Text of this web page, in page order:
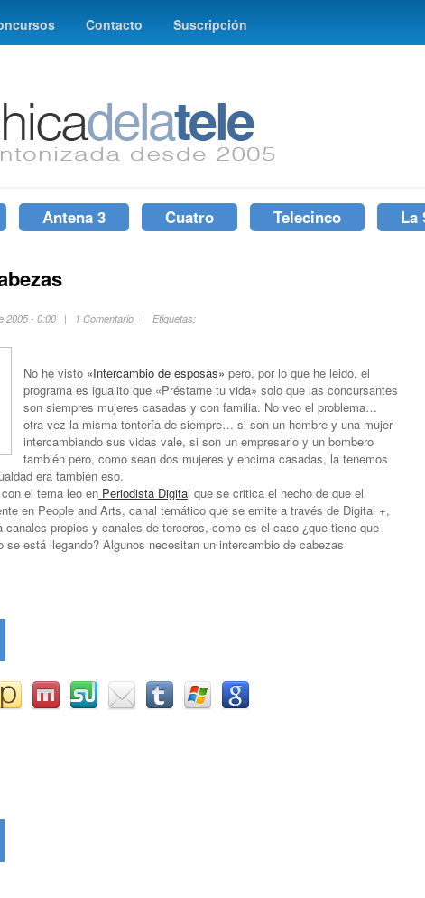
Contacto Suscripción
Antena 3 Cuatro Telecinco La
2005 - 0:00 | 1 Comentario | Etiquetas:
No he visto «Intercambio de esposas» pero, por lo que he leido, el
programa es igualito que «Préstame tu vida» solo que las concursantes
son siempres mujeres casadas y con familia. No veo el problema…
otra vez la misma tontería de siempre… si son un hombre y una mujer
intercambiando sus vidas vale, si son un empresario y un bombero
también pero, como sean dos mujeres y encima casadas, la tenemos
era también eso.
el tema leo en Periodista Digital que se critica el hecho de que el
en People and Arts, canal temático que se emite a través de Digital +,
canales propios y canales de terceros, como es el caso ¿que tiene que
se está llegando? Algunos necesitan un intercambio de cabezas